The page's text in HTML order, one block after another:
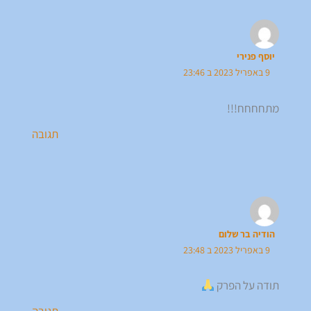
יוסף פנירי
9 באפריל 2023 ב 23:46
מתחחחח!!!
תגובה
הודיה בר שלום
9 באפריל 2023 ב 23:48
תודה על הפרק